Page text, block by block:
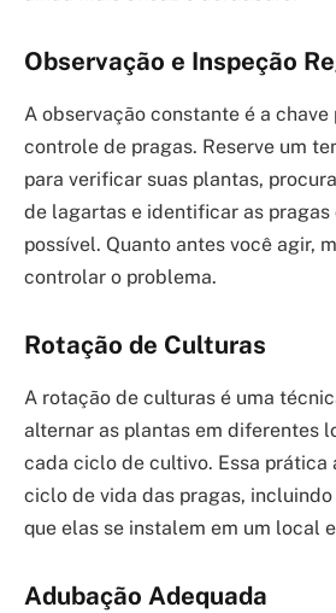
Observação e Inspeção
A observação constante é a chave
controle de pragas. Reserve um
para verificar suas plantas,
de lagartas e identificar as pragas
possível. Quanto antes você agir,
controlar o problema.
Rotação de Culturas
A rotação de culturas é uma
alternar as plantas em diferentes
cada ciclo de cultivo. Essa prática
ciclo de vida das pragas,
que elas se instalem em um local
Adubação Adequada